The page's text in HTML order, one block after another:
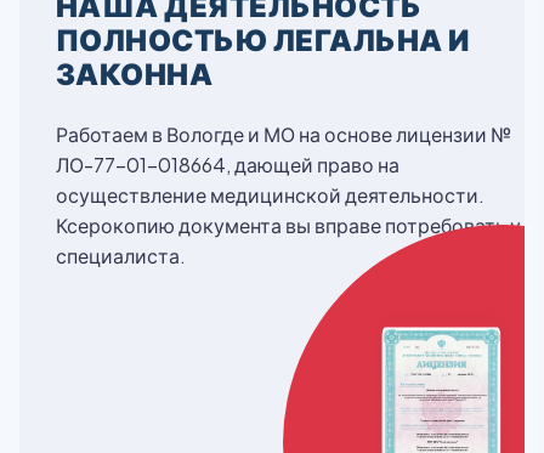
ПОЛНОСТЬЮ ЛЕГАЛЬНА И
ЗАКОННА
Работаем в Вологде и МО на основе лицензии №
ЛО-77-01-018664, дающей право на
осуществление медицинской деятельности.
Ксерокопию документа вы вправе потребовать у
специалиста.